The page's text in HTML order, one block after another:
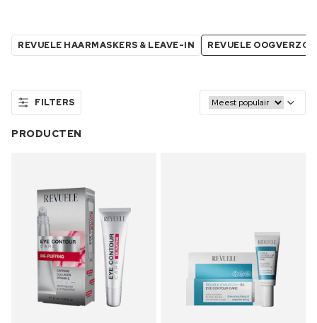
REVUELE HAARMASKERS & LEAVE-IN REVUELE
FILTERS
PRODUCTEN